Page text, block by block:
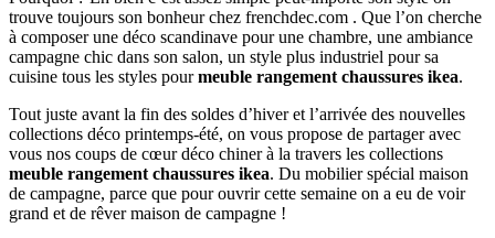
trouve toujours son bonheur chez frenchdec.com . Que l’on cherche
à composer une déco scandinave pour une chambre, une ambiance
campagne chic dans son salon, un style plus industriel pour sa
cuisine tous les styles pourmeuble rangement chaussures ikea.
Tout juste avant la fin des soldes d’hiver et l’arrivée des nouvelles
collections déco printemps-été, on vous propose de partager avec
vous nos coups de cœur déco chiner à la travers les collections
meuble rangement chaussures ikea. Du mobilier spécial maison
de campagne, parce que pour ouvrir cette semaine on a eu de voir
grand et de rêver maison de campagne !